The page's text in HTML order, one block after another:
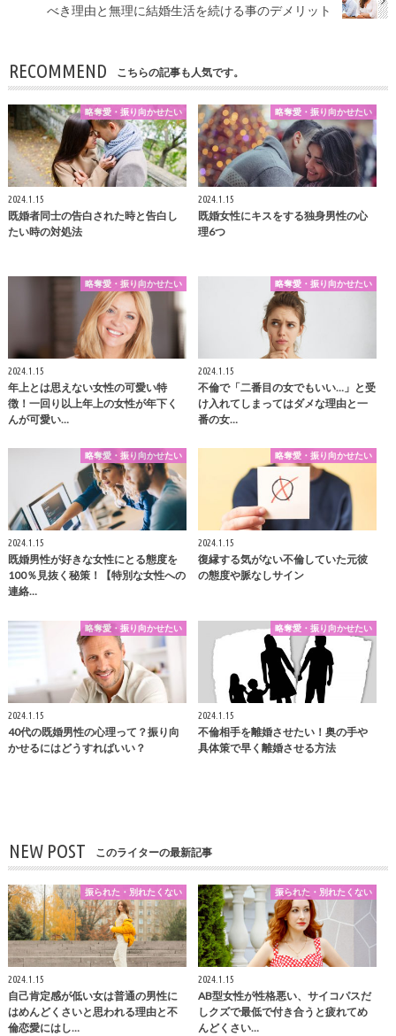
べき理由と無理に結婚生活を続ける事のデメリット
RECOMMEND こちらの記事も人気です。
略奪愛・振り向かせたい
2024.1.15
既婚者同士の告白された時と告白し
たい時の対処法
略奪愛・振り向かせたい
2024.1.15
既婚女性にキスをする独身男性の心
理6つ
略奪愛・振り向かせたい
2024.1.15
年上とは思えない女性の可愛い特
徴！一回り以上年上の女性が年下く
んが可愛い…
略奪愛・振り向かせたい
2024.1.15
不倫で「二番目の女でもいい…」と受
け入れてしまってはダメな理由と一
番の女…
略奪愛・振り向かせたい
2024.1.15
既婚男性が好きな女性にとる態度を
100％見抜く秘策！【特別な女性への
連絡…
略奪愛・振り向かせたい
2024.1.15
復縁する気がない不倫していた元彼
の態度や脈なしサイン
略奪愛・振り向かせたい
2024.1.15
40代の既婚男性の心理って？振り向
かせるにはどうすればいい？
略奪愛・振り向かせたい
2024.1.15
不倫相手を離婚させたい！奥の手や
具体策で早く離婚させる方法
NEW POST このライターの最新記事
振られた・別れたくない
2024.1.15
自己肯定感が低い女は普通の男性に
はめんどくさいと思われる理由と不
倫恋愛にはし…
振られた・別れたくない
2024.1.15
AB型女性が性格悪い、サイコパスだ
しクズで最低で付き合うと疲れてめ
んどくさい…